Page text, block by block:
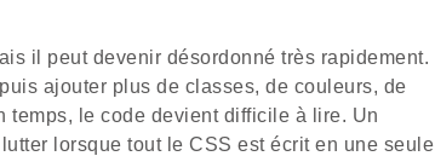
il peut devenir désordonné très rapidement.
ajouter plus de classes, de couleurs, de
temps, le code devient difficile à lire. Un
lorsque tout le CSS est écrit en une seule